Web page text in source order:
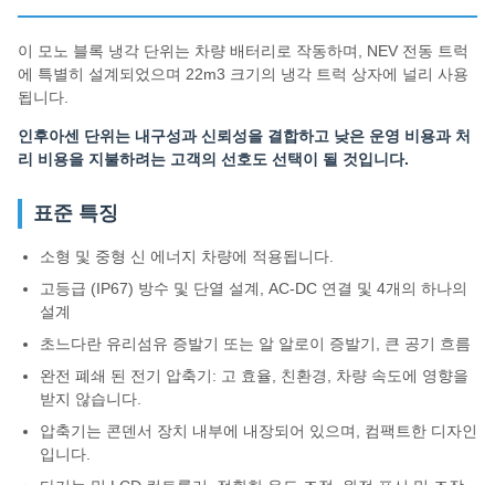
이 모노 블록 냉각 단위는 차량 배터리로 작동하며, NEV 전동 트럭
에 특별히 설계되었으며 22m3 크기의 냉각 트럭 상자에 널리 사용
됩니다.
인후아센 단위는 내구성과 신뢰성을 결합하고 낮은 운영 비용과 처
리 비용을 지불하려는 고객의 선호도 선택이 될 것입니다.
표준 특징
소형 및 중형 신 에너지 차량에 적용됩니다.
고등급 (IP67) 방수 및 단열 설계, AC-DC 연결 및 4개의 하나의
설계
초느다란 유리섬유 증발기 또는 알 알로이 증발기, 큰 공기 흐름
완전 폐쇄 된 전기 압축기: 고 효율, 친환경, 차량 속도에 영향을
받지 않습니다.
압축기는 콘덴서 장치 내부에 내장되어 있으며, 컴팩트한 디자인
입니다.